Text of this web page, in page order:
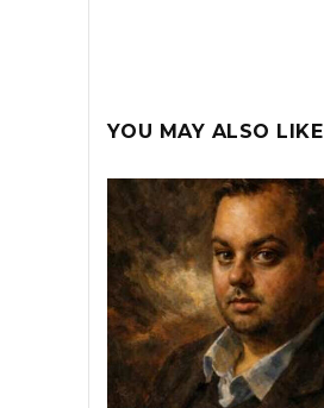
YOU MAY ALSO LIKE